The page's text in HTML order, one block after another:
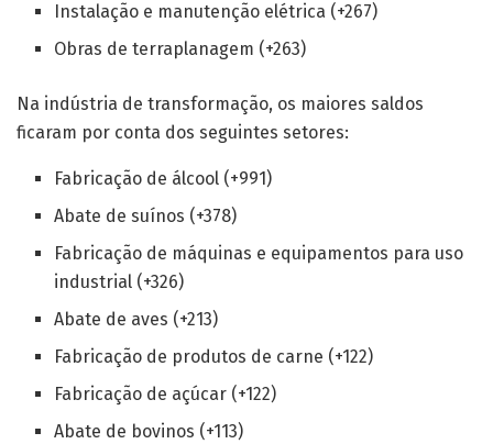
Instalação e manutenção elétrica (+267)
Obras de terraplanagem (+263)
Na indústria de transformação, os maiores saldos
ficaram por conta dos seguintes setores:
Fabricação de álcool (+991)
Abate de suínos (+378)
Fabricação de máquinas e equipamentos para uso
industrial (+326)
Abate de aves (+213)
Fabricação de produtos de carne (+122)
Fabricação de açúcar (+122)
Abate de bovinos (+113)